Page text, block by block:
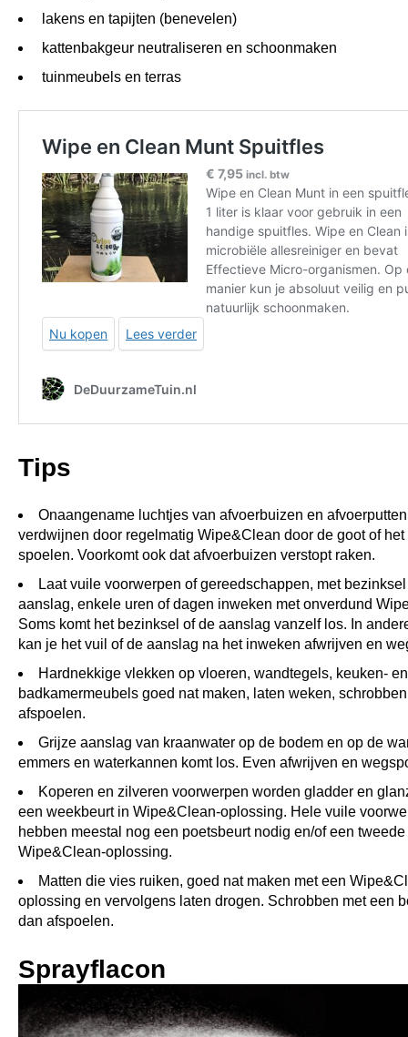
lakens en tapijten (benevelen)
kattenbakgeur neutraliseren en schoonmaken
tuinmeubels en terras
Tips
Onaangename luchtjes van afvoerbuizen en afvoerputten
verdwijnen door regelmatig Wipe&Clean door de goot of het
spoelen. Voorkomt ook dat afvoerbuizen verstopt raken.
Laat vuile voorwerpen of gereedschappen, met
aanslag, enkele uren of dagen inweken met onverdund
Soms komt het bezinksel of de aanslag vanzelf los. In
kan je het vuil of de aanslag na het inweken afwrijven en
Hardnekkige vlekken op vloeren, wandtegels, keuken- en
badkamermeubels goed nat maken, laten weken,
afspoelen.
Grijze aanslag van kraanwater op de bodem en op de
emmers en waterkannen komt los. Even afwrijven en
Koperen en zilveren voorwerpen worden gladder en
een weekbeurt in Wipe&Clean-oplossing. Hele vuile
hebben meestal nog een poetsbeurt nodig en/of een
Wipe&Clean-oplossing.
Matten die vies ruiken, goed nat maken met een
oplossing en vervolgens laten drogen. Schrobben met een
dan afspoelen.
Sprayflacon